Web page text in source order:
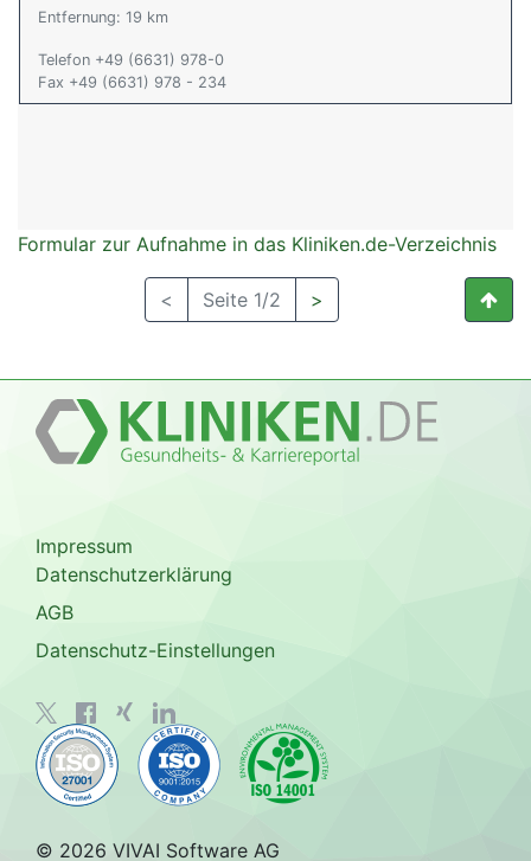
Entfernung: 19 km
Telefon +49 (6631) 978-0
Fax +49 (6631) 978 - 234
Formular zur Aufnahme in das Kliniken.de-Verzeichnis
< Seite 1/2 >
Impressum
Datenschutzerklärung
AGB
Datenschutz-Einstellungen
© 2026 VIVAI Software AG